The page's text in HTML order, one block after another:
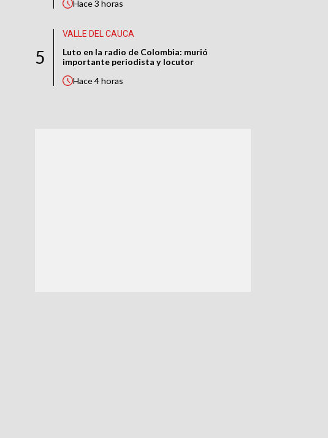
Hace3 horas
5
VALLE DEL CAUCA
Luto en la radio de Colombia: murió
importante periodista y locutor
Hace4 horas